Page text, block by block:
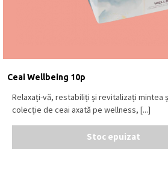
Ceai Wellbeing 10p
Relaxați-vă, restabiliți și revitalizați mintea
colecție de ceai axată pe wellness, [...]
Stoc epuizat